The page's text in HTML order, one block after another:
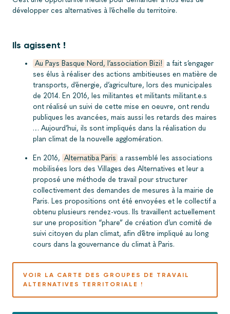
développer ces alternatives à l’échelle du territoire.
Ils agissent !
Au Pays Basque Nord, l’association Bizi! a fait s’engager
ses élus à réaliser des actions ambitieuses en matière de
transports, d’énergie, d’agriculture, lors des municipales
de 2014. En 2016, les militantes et militants militant.e.s
ont réalisé un suivi de cette mise en oeuvre, ont rendu
publiques les avancées, mais aussi les retards des maires
… Aujourd’hui, ils sont impliqués dans la réalisation du
plan climat de la nouvelle agglomération.
En 2016, Alternatiba Paris a rassemblé les associations
mobilisées lors des Villages des Alternatives et leur a
proposé une méthode de travail pour structurer
collectivement des demandes de mesures à la mairie de
Paris. Les propositions ont été envoyées et le collectif a
obtenu plusieurs rendez-vous. Ils travaillent actuellement
sur une proposition “phare” de création d’un comité de
suivi citoyen du plan climat, afin d’être impliqué au long
cours dans la gouvernance du climat à Paris.
VOIR LA CARTE DES GROUPES DE TRAVAIL
ALTERNATIVES TERRITORIALE !